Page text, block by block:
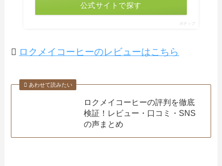
公式サイトで探す
ポチップ
ロクメイコーヒーのレビューはこちら
あわせて読みたい
ロクメイコーヒーの評判を徹底
検証！レビュー・口コミ・SNS
の声まとめ